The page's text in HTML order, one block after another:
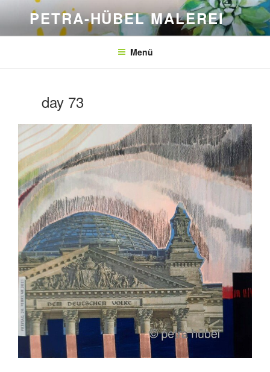
springen
PETRA-HÜBEL MALEREI
Menü
day 73